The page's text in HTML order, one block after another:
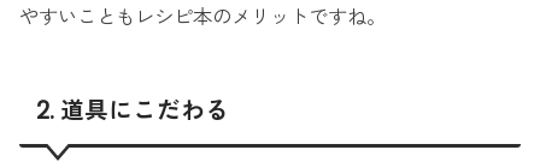
やすいこともレシピ本のメリットですね。
2. 道具にこだわる